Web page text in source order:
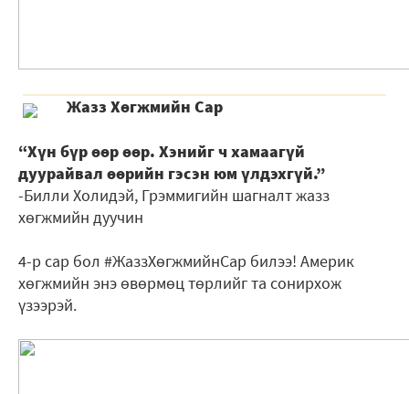
Жазз Хөгжмийн Сар
“Хүн бүр өөр өөр. Хэнийг ч хамаагүй
дуурайвал өөрийн гэсэн юм үлдэхгүй.”
-Билли Холидэй, Грэммигийн шагналт жазз
хөгжмийн дуучин
4-р сар бол #ЖаззХөгжмийнСар билээ! Америк
хөгжмийн энэ өвөрмөц төрлийг та сонирхож
үзээрэй.